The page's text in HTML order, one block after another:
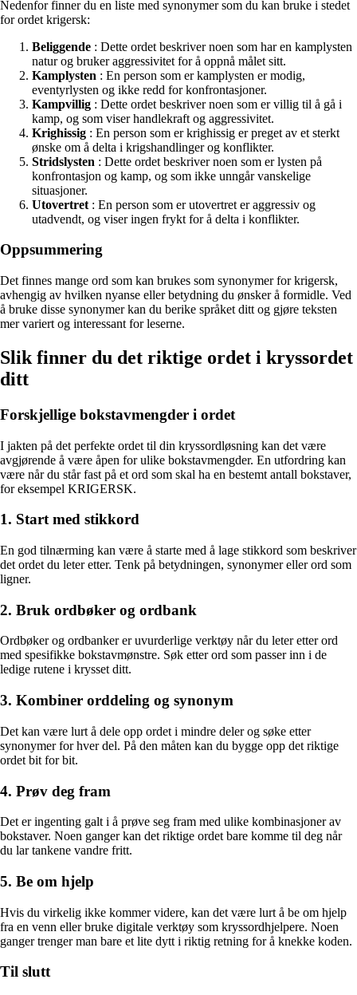
Nedenfor finner du en liste med synonymer som du kan bruke i stedet
for ordet krigersk:
Beliggende : Dette ordet beskriver noen som har en kamplysten
natur og bruker aggressivitet for å oppnå målet sitt.
Kamplysten : En person som er kamplysten er modig,
eventyrlysten og ikke redd for konfrontasjoner.
Kampvillig : Dette ordet beskriver noen som er villig til å gå i
kamp, og som viser handlekraft og aggressivitet.
Krighissig : En person som er krighissig er preget av et sterkt
ønske om å delta i krigshandlinger og konflikter.
Stridslysten : Dette ordet beskriver noen som er lysten på
konfrontasjon og kamp, og som ikke unngår vanskelige
situasjoner.
Utovertret : En person som er utovertret er aggressiv og
utadvendt, og viser ingen frykt for å delta i konflikter.
Oppsummering
Det finnes mange ord som kan brukes som synonymer for krigersk,
avhengig av hvilken nyanse eller betydning du ønsker å formidle. Ved
å bruke disse synonymer kan du berike språket ditt og gjøre teksten
mer variert og interessant for leserne.
Slik finner du det riktige ordet i kryssordet
ditt
Forskjellige bokstavmengder i ordet
I jakten på det perfekte ordet til din kryssordløsning kan det være
avgjørende å være åpen for ulike bokstavmengder. En utfordring kan
være når du står fast på et ord som skal ha en bestemt antall bokstaver,
for eksempel KRIGERSK.
1. Start med stikkord
En god tilnærming kan være å starte med å lage stikkord som beskriver
det ordet du leter etter. Tenk på betydningen, synonymer eller ord som
ligner.
2. Bruk ordbøker og ordbank
Ordbøker og ordbanker er uvurderlige verktøy når du leter etter ord
med spesifikke bokstavmønstre. Søk etter ord som passer inn i de
ledige rutene i krysset ditt.
3. Kombiner orddeling og synonym
Det kan være lurt å dele opp ordet i mindre deler og søke etter
synonymer for hver del. På den måten kan du bygge opp det riktige
ordet bit for bit.
4. Prøv deg fram
Det er ingenting galt i å prøve seg fram med ulike kombinasjoner av
bokstaver. Noen ganger kan det riktige ordet bare komme til deg når
du lar tankene vandre fritt.
5. Be om hjelp
Hvis du virkelig ikke kommer videre, kan det være lurt å be om hjelp
fra en venn eller bruke digitale verktøy som kryssordhjelpere. Noen
ganger trenger man bare et lite dytt i riktig retning for å knekke koden.
Til slutt